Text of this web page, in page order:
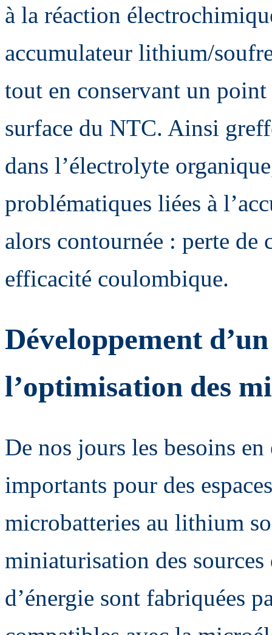
à la réaction
accumulateur lithium/
tout en conservant un
surface du NTC. Ainsi
dans l’électrolyte
problématiques liées à
alors contournée : perte de
efficacité coulombique.
Développement
l’optimisation des
De nos jours les besoins
importants pour des
microbatteries au lithium
miniaturisation des sources
d’énergie sont fabriquées